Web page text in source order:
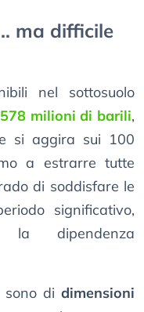
ma difficile
nel sottosuolo
milioni di barili,
si aggira sui 100
a estrarre tutte
di soddisfare le
significativo,
la dipendenza
di dimensioni